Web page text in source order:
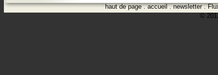
haut de page.accueil.newsletter.
©